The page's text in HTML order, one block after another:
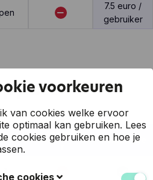
7.5 euro /
gebruiker
ZenFactuu
CoManage
voorkeuren
van cookies welke ervoor
optimaal kan gebruiken. Lees
cookies gebruiken en hoe je
cookies